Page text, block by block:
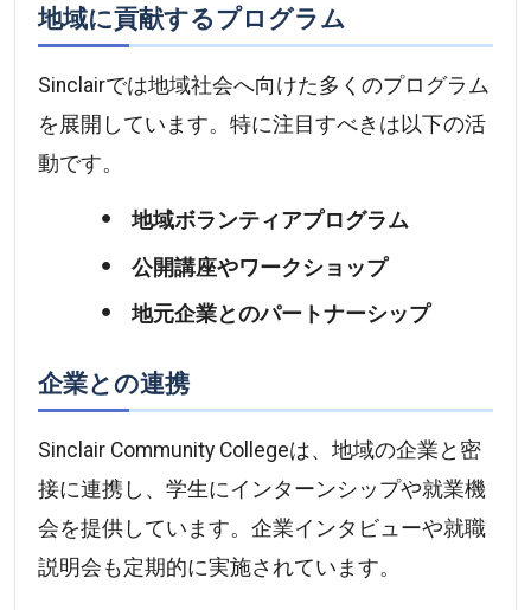
地域に貢献するプログラム
Sinclairでは地域社会へ向けた多くのプログラム
を展開しています。特に注目すべきは以下の活
動です。
地域ボランティアプログラム
公開講座やワークショップ
地元企業とのパートナーシップ
企業との連携
Sinclair Community Collegeは、地域の企業と密
接に連携し、学生にインターンシップや就業機
会を提供しています。企業インタビューや就職
説明会も定期的に実施されています。